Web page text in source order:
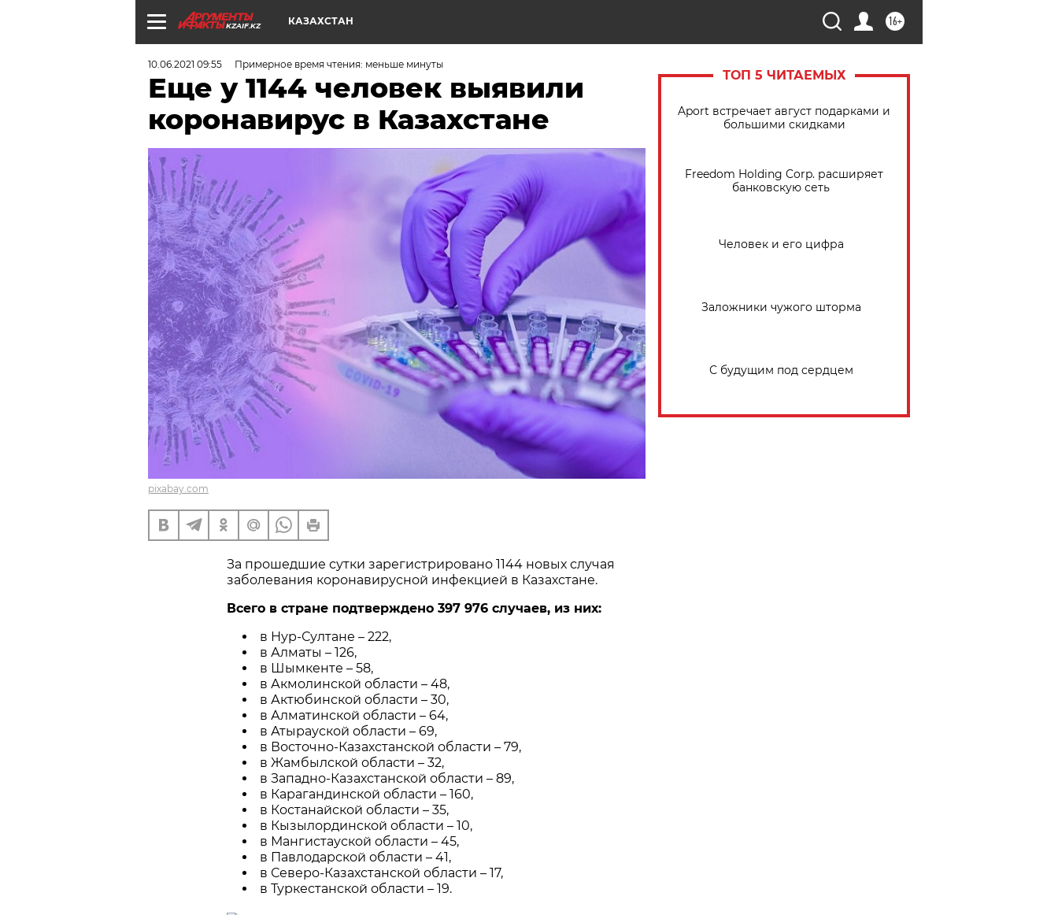
KZAIF.KZ 16+
КАЗАХСТАН
10.06.2021 09:55 Примерное время чтения: меньше минуты
Еще у 1144 человек выявили
коронавирус в Казахстане
pixabay.com
За прошедшие сутки зарегистрировано 1144 новых случая
заболевания коронавирусной инфекцией в Казахстане.
Всего в стране подтверждено 397 976 случаев, из них:
в Нур-Султане – 222,
в Алматы – 126,
в Шымкенте – 58,
в Акмолинской области – 48,
в Актюбинской области – 30,
в Алматинской области – 64,
в Атырауской области – 69,
в Восточно-Казахстанской области – 79,
в Жамбылской области – 32,
в Западно-Казахстанской области – 89,
в Карагандинской области – 160,
в Костанайской области – 35,
в Кызылординской области – 10,
в Мангистауской области – 45,
в Павлодарской области – 41,
в Северо-Казахстанской области – 17,
в Туркестанской области – 19.
ТОП 5 ЧИТАЕМЫХ
Aport встречает август подарками и
большими скидками
Freedom Holding Corp. расширяет
банковскую сеть
Человек и его цифра
Заложники чужого шторма
С будущим под сердцем